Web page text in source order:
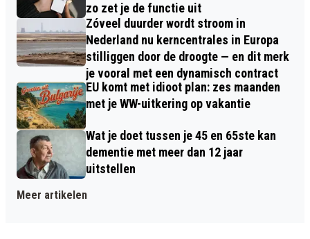
zo zet je de functie uit
Zóveel duurder wordt stroom in
Nederland nu kerncentrales in Europa
stilliggen door de droogte — en dit merk
je vooral met een dynamisch contract
EU komt met idioot plan: zes maanden
met je WW-uitkering op vakantie
Wat je doet tussen je 45 en 65ste kan
dementie met meer dan 12 jaar
uitstellen
Meer artikelen